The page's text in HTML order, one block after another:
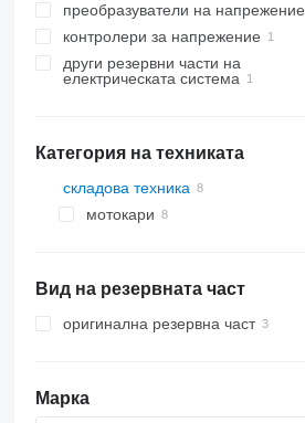
преобразуватели на напрежение
контролери за напрежение
други резервни части на
електрическата система
Категория на техниката
складова техника
мотокари
Вид на резервната част
оригинална резервна част
Марка